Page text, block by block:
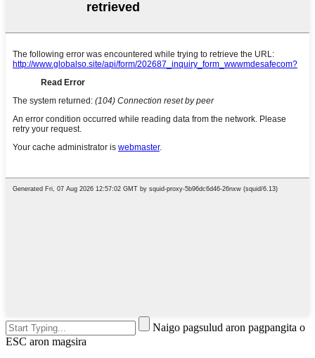
Naigo pagsulud aron pagpangita o
ESC aron magsira